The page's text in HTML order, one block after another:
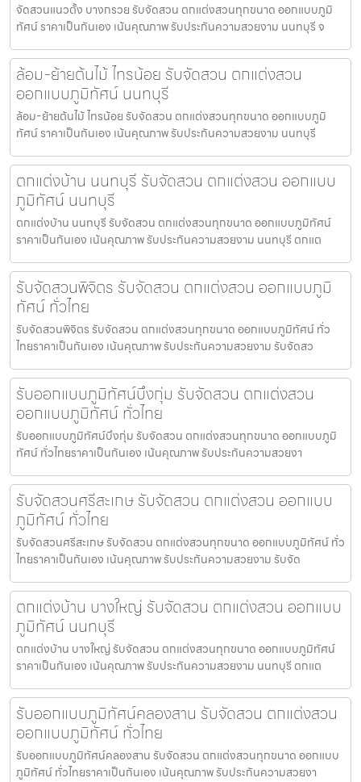
จัดสวนแนวตั้ง บางกรวย รับจัดสวน ตกแต่งสวนทุกขนาด ออกแบบภูมิ
ทัศน์ ราคาเป็นกันเอง เน้นคุณภาพ รับประกันความสวยงาม นนทบุรี จ
ล้อม-ย้ายต้นไม้ ไทรน้อย รับจัดสวน ตกแต่งสวน
ออกแบบภูมิทัศน์ นนทบุรี
ล้อม-ย้ายต้นไม้ ไทรน้อย รับจัดสวน ตกแต่งสวนทุกขนาด ออกแบบภูมิ
ทัศน์ ราคาเป็นกันเอง เน้นคุณภาพ รับประกันความสวยงาม นนทบุรี
ตกแต่งบ้าน นนทบุรี รับจัดสวน ตกแต่งสวน ออกแบบ
ภูมิทัศน์ นนทบุรี
ตกแต่งบ้าน นนทบุรี รับจัดสวน ตกแต่งสวนทุกขนาด ออกแบบภูมิทัศน์
ราคาเป็นกันเอง เน้นคุณภาพ รับประกันความสวยงาม นนทบุรี ตกแต
รับจัดสวนพิจิตร รับจัดสวน ตกแต่งสวน ออกแบบภูมิ
ทัศน์ ทั่วไทย
รับจัดสวนพิจิตร รับจัดสวน ตกแต่งสวนทุกขนาด ออกแบบภูมิทัศน์ ทั่ว
ไทยราคาเป็นกันเอง เน้นคุณภาพ รับประกันความสวยงาม รับจัดสว
รับออกแบบภูมิทัศน์บึงกุ่ม รับจัดสวน ตกแต่งสวน
ออกแบบภูมิทัศน์ ทั่วไทย
รับออกแบบภูมิทัศน์บึงกุ่ม รับจัดสวน ตกแต่งสวนทุกขนาด ออกแบบภูมิ
ทัศน์ ทั่วไทยราคาเป็นกันเอง เน้นคุณภาพ รับประกันความสวยงา
รับจัดสวนศรีสะเกษ รับจัดสวน ตกแต่งสวน ออกแบบ
ภูมิทัศน์ ทั่วไทย
รับจัดสวนศรีสะเกษ รับจัดสวน ตกแต่งสวนทุกขนาด ออกแบบภูมิทัศน์ ทั่ว
ไทยราคาเป็นกันเอง เน้นคุณภาพ รับประกันความสวยงาม รับจัด
ตกแต่งบ้าน บางใหญ่ รับจัดสวน ตกแต่งสวน ออกแบบ
ภูมิทัศน์ นนทบุรี
ตกแต่งบ้าน บางใหญ่ รับจัดสวน ตกแต่งสวนทุกขนาด ออกแบบภูมิทัศน์
ราคาเป็นกันเอง เน้นคุณภาพ รับประกันความสวยงาม นนทบุรี ตกแต
รับออกแบบภูมิทัศน์คลองสาน รับจัดสวน ตกแต่งสวน
ออกแบบภูมิทัศน์ ทั่วไทย
รับออกแบบภูมิทัศน์คลองสาน รับจัดสวน ตกแต่งสวนทุกขนาด ออกแบบ
ภูมิทัศน์ ทั่วไทยราคาเป็นกันเอง เน้นคุณภาพ รับประกันความสวยงา